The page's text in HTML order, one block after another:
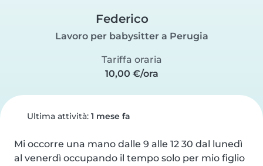
Federico
Lavoro per babysitter a Perugia
Tariffa oraria
10,00 €/ora
Ultima attività: 1 mese fa
Mi occorre una mano dalle 9 alle 12 30 dal lunedì
al venerdì occupando il tempo solo per mio figlio